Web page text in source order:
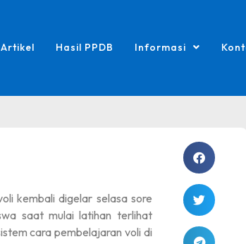
Artikel Hasil PPDB Informasi
kembali digelar selasa sore
saat mulai latihan terlihat
cara pembelajaran voli di